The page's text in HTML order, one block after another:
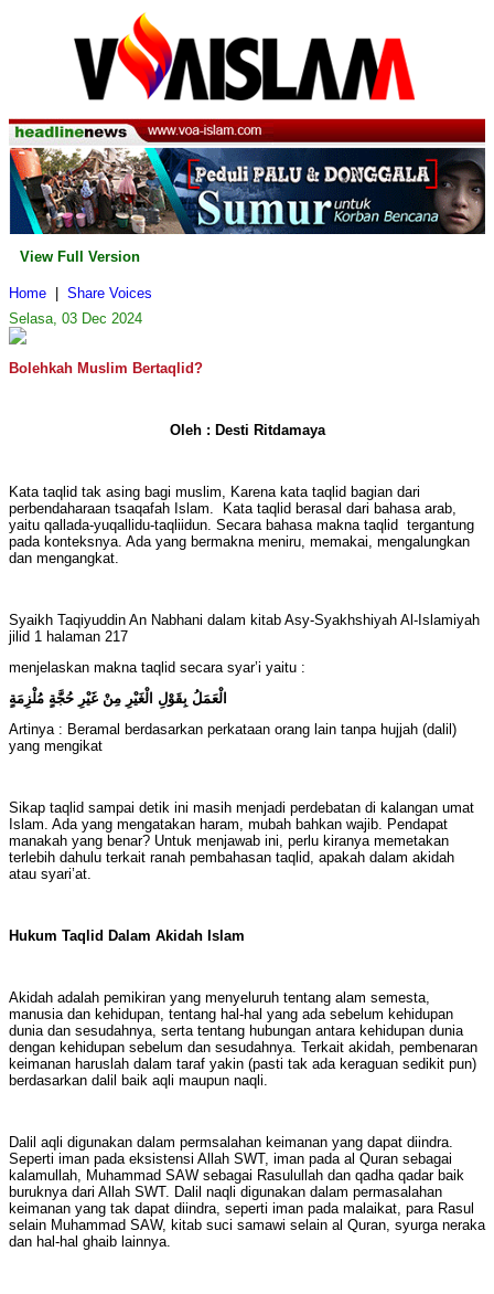
View Full Version
Home
Share Voices
Selasa, 03 Dec 2024
Bolehkah Muslim Bertaqlid?
Oleh : Desti Ritdamaya
Kata taqlid tak asing bagi muslim, Karena kata taqlid bagian dari
perbendaharaan tsaqafah Islam. Kata taqlid berasal dari bahasa arab,
yaitu qallada-yuqallidu-taqliidun. Secara bahasa makna taqlid tergantung
pada konteksnya. Ada yang bermakna meniru, memakai, mengalungkan
dan mengangkat.
Syaikh Taqiyuddin An Nabhani dalam kitab Asy-Syakhshiyah Al-Islamiyah
jilid 1 halaman 217
menjelaskan makna taqlid secara syar’i yaitu :
الْعَمَلُ بِقَوْلِ الْغَيْرِ مِنْ غَيْرِ حُجَّةٍ مُلْزِمَةٍ
Artinya : Beramal berdasarkan perkataan orang lain tanpa hujjah (dalil)
yang mengikat
Sikap taqlid sampai detik ini masih menjadi perdebatan di kalangan umat
Islam. Ada yang mengatakan haram, mubah bahkan wajib. Pendapat
manakah yang benar? Untuk menjawab ini, perlu kiranya memetakan
terlebih dahulu terkait ranah pembahasan taqlid, apakah dalam akidah
atau syari’at.
Hukum Taqlid Dalam Akidah Islam
Akidah adalah pemikiran yang menyeluruh tentang alam semesta,
manusia dan kehidupan, tentang hal-hal yang ada sebelum kehidupan
dunia dan sesudahnya, serta tentang hubungan antara kehidupan dunia
dengan kehidupan sebelum dan sesudahnya. Terkait akidah, pembenaran
keimanan haruslah dalam taraf yakin (pasti tak ada keraguan sedikit pun)
berdasarkan dalil baik aqli maupun naqli.
Dalil aqli digunakan dalam permsalahan keimanan yang dapat diindra.
Seperti iman pada eksistensi Allah SWT, iman pada al Quran sebagai
kalamullah, Muhammad SAW sebagai Rasulullah dan qadha qadar baik
buruknya dari Allah SWT. Dalil naqli digunakan dalam permasalahan
keimanan yang tak dapat diindra, seperti iman pada malaikat, para Rasul
selain Muhammad SAW, kitab suci samawi selain al Quran, syurga neraka
dan hal-hal ghaib lainnya.